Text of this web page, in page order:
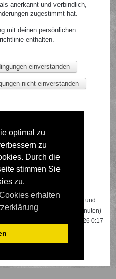
optimal zu
zu
Durch die
stimmen Sie
zu.
erhalten
anerkannt und verbindlich,
zugestimmt hat.
mit deinen persönlichen
enthalten.
durchphpBB.de
2 registrierte, 0 unsichtbare und
Besuchern der letzten 5 Minuten)
Besuchern, die am 13.04.2026 0:17